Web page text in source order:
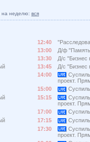
на неделю: вся
12:40
13:00
Д/ф
13:30
Д/с "Бизнес
13:45
Д/с "Бизнес
14:00
проект.
15:00
15:15
проект.
17:00
17:15
17:30
проект.